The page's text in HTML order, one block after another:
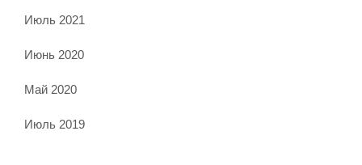
Июль 2021
Июнь 2020
Май 2020
Июль 2019